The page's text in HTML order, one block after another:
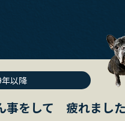
以降
事をして 疲れました